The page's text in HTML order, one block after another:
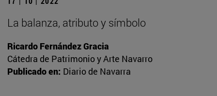
La balanza, atributo y símbolo
Ricardo Fernández Gracia
Cátedra de Patrimonio y Arte Navarro
Publicado en: Diario de Navarra